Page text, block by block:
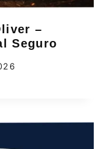
–
Seguro